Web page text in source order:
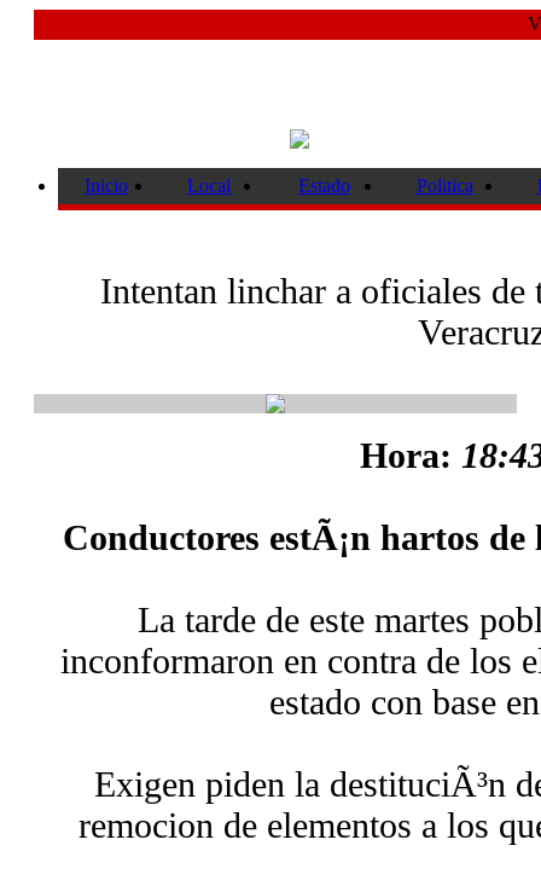
Inicio Local Estado Politica
Intentan linchar a oficiales
Hora:
Conductores estÃ¡n hartos
La tarde de este martes
inconformaron en contra de los
estado con base
Exigen piden la destituciÃ³n
remocion de elementos a los